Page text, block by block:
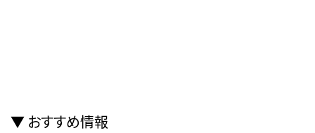
おすすめ情報